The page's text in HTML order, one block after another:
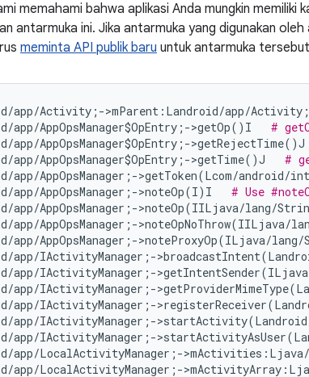
memahami bahwa aplikasi Anda mungkin memiliki
antarmuka ini. Jika antarmuka yang digunakan
meminta API publik baru untuk antarmuka
app/Activity;->mParent:Landroid/app/
app/AppOpsManager$OpEntry;->getOp()I #
app/AppOpsManager$OpEntry;-
app/AppOpsManager$OpEntry;->getTime()J #
app/AppOpsManager;->getToken(Lcom/
app/AppOpsManager;->noteOp(I)I # Use
app/AppOpsManager;->noteOp(IILjava/lang/
app/AppOpsManager;-
app/AppOpsManager;->noteProxyOp(ILjava/
app/IActivityManager;-
app/IActivityManager;-
app/IActivityManager;-
app/IActivityManager;-
app/IActivityManager;-
app/IActivityManager;-
app/LocalActivityManager;-
app/LocalActivityManager;-